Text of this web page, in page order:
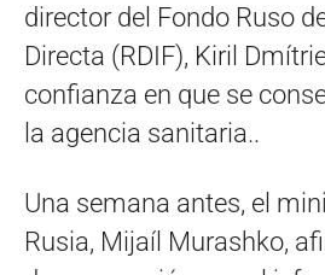
director del Fondo Ruso
Directa (RDIF), Kiril
confianza en que se
la agencia sanitaria..
Una semana antes, el
Rusia, Mijaíl Murashko,